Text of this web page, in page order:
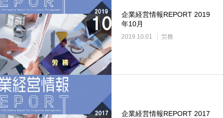
企業経営情報REPORT 2019
年10月
2019.10.01 労務
企業経営情報REPORT 2017